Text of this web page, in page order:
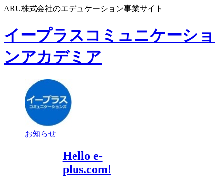
ARU株式会社のエデュケーション事業サイト
イープラスコミュニケーショ
ンアカデミア
お知らせ
Hello e-
plus.com!